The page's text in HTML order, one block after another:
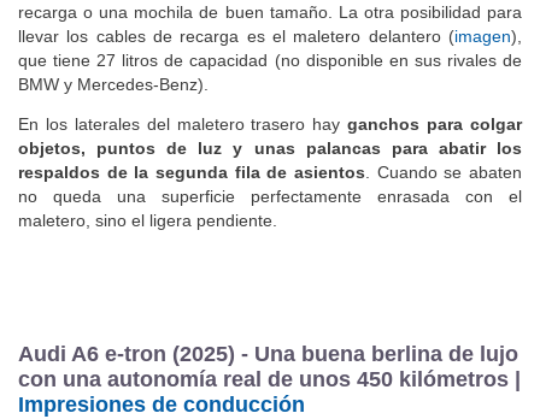
recarga o una mochila de buen tamaño. La otra posibilidad para
llevar los cables de recarga es el maletero delantero (imagen),
que tiene 27 litros de capacidad (no disponible en sus rivales de
BMW y Mercedes-Benz).
En los laterales del maletero trasero hayganchos para colgar
objetos, puntos de luz y unas palancas para abatir los
respaldos de la segunda fila de asientos . Cuando se abaten
no queda una superficie perfectamente enrasada con el
maletero, sino el ligera pendiente.
Audi A6 e-tron (2025) - Una buena berlina de lujo
con una autonomía real de unos 450 kilómetros |
Impresiones de conducción